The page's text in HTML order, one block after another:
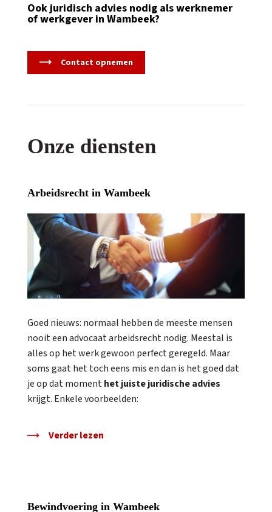
Ook juridisch advies nodig als werknemer
of werkgever in Wambeek?
Contact opnemen
Onze diensten
Arbeidsrecht in Wambeek
Goed nieuws: normaal hebben de meeste mensen
nooit een advocaat arbeidsrecht nodig. Meestal is
alles op het werk gewoon perfect geregeld. Maar
soms gaat het toch eens mis en dan is het goed dat
je op dat momenthet juiste juridische advies
krijgt. Enkele voorbeelden:
Verder lezen
Bewindvoering in Wambeek